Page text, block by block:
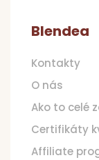
Blendea
Kontakty
O nás
Ako to celé
Certifikáty
Affiliate